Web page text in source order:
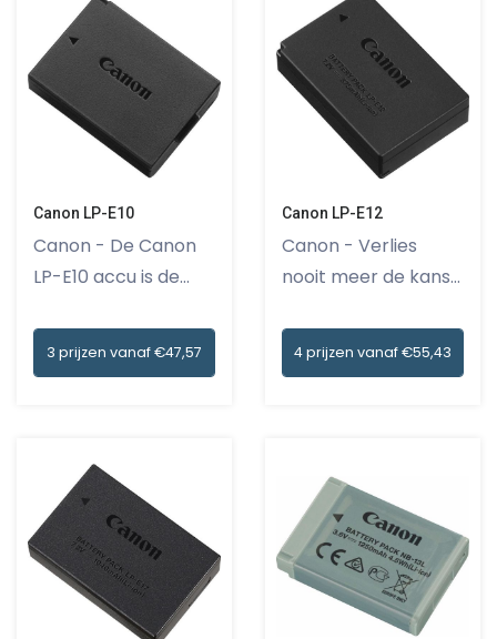
Canon LP-E10
Canon - De Canon
LP-E10 accu is de
3 prijzen vanaf €47,57
Canon LP-E12
Canon - Verlies
nooit meer de kans
4 prijzen vanaf €55,43